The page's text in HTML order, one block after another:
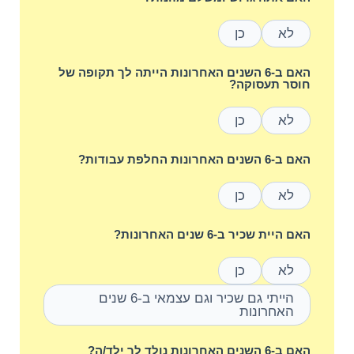
לא כן
האם ב-6 השנים האחרונות הייתה לך תקופה של
חוסר תעסוקה?
לא כן
האם ב-6 השנים האחרונות החלפת עבודות?
לא כן
האם היית שכיר ב-6 שנים האחרונות?
לא
כן
הייתי גם שכיר וגם עצמאי ב-6 שנים
האחרונות
האם ב-6 השנים האחרונות נולד לך ילד/ה?